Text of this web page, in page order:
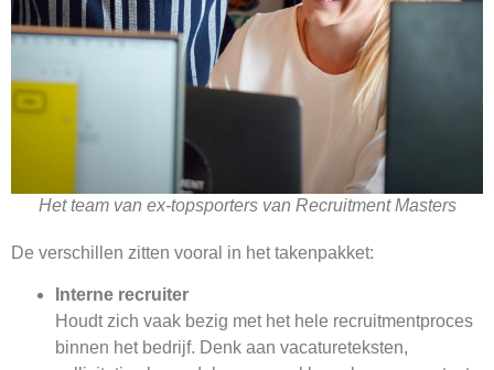
Het team van ex-topsporters van Recruitment Masters
De verschillen zitten vooral in het takenpakket:
Interne recruiter
Houdt zich vaak bezig met het hele recruitmentproces
binnen het bedrijf. Denk aan vacatureteksten,